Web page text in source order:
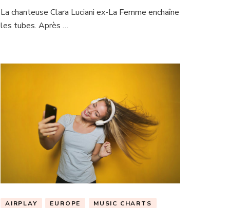
La chanteuse Clara Luciani ex-La Femme enchaîne
les tubes. Après …
AIRPLAY EUROPE
MUSIC CHARTS